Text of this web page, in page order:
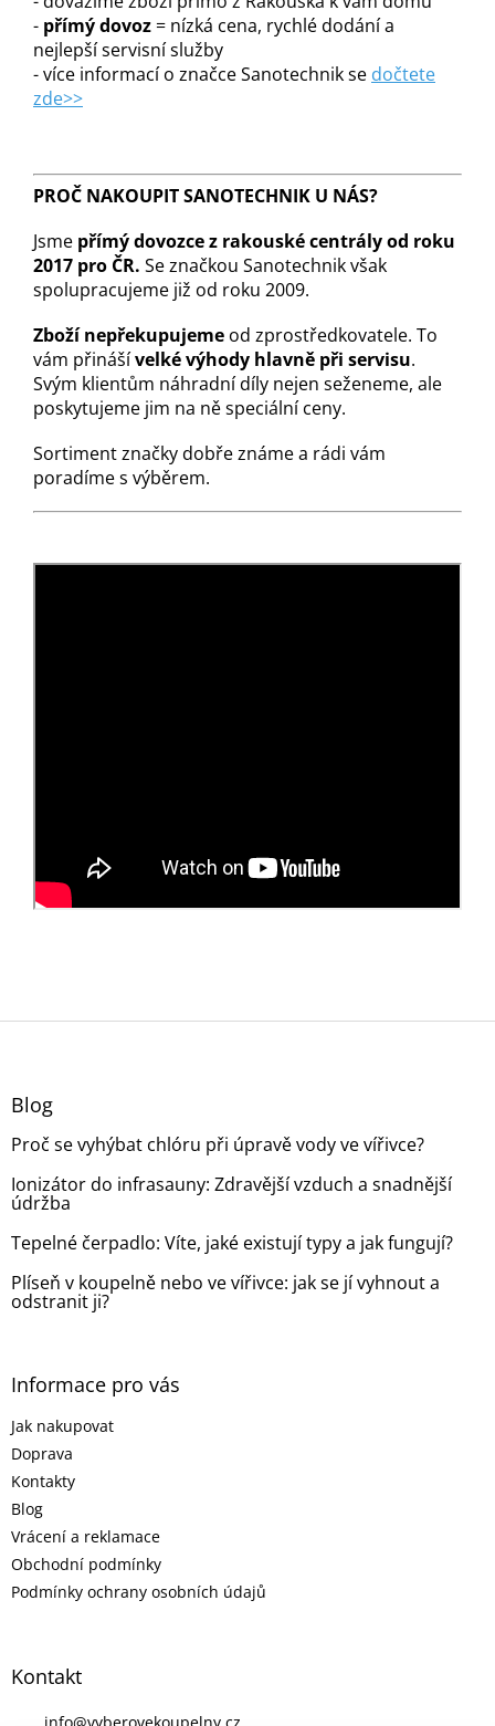
- přímý dovoz= nízká cena, rychlé dodání a
nejlepší servisní služby
- více informací o značce Sanotechnik se dočtete
zde>>
PROČ NAKOUPIT SANOTECHNIK U NÁS?
Jsme přímý dovozce z rakouské centrály od roku
2017 pro ČR. Se značkou Sanotechnik však
spolupracujeme již od roku 2009.
Zboží nepřekupujeme od zprostředkovatele. To
vám přinášívelké výhody hlavně při servisu.
Svým klientům náhradní díly nejen seženeme, ale
poskytujeme jim na ně speciální ceny.
Sortiment značky dobře známe a rádi vám
poradíme s výběrem.
Z
Blog
Proč se vyhýbat chlóru při úpravě vody ve vířivce?
Ionizátor do infrasauny: Zdravější vzduch a snadnější
údržba
Tepelné čerpadlo: Víte, jaké existují typy a jak fungují?
Plíseň v koupelně nebo ve vířivce: jak se jí vyhnout a
odstranit ji?
Informace pro vás
Jak nakupovat
Doprava
Kontakty
Blog
Vrácení a reklamace
Obchodní podmínky
Podmínky ochrany osobních údajů
Kontakt